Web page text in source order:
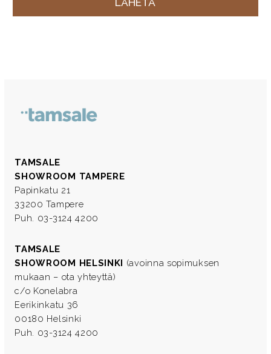
TAMSALE
SHOWROOM TAMPERE
Papinkatu 21
33200 Tampere
Puh. 03-3124 4200
TAMSALE
SHOWROOM HELSINKI (avoinna sopimuksen
mukaan – ota yhteyttä)
c/o Konelabra
Eerikinkatu 36
00180 Helsinki
Puh. 03-3124 4200